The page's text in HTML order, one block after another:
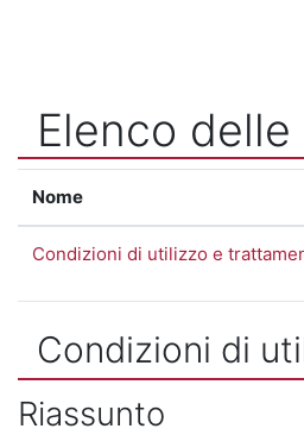
Elenco
Nome
Condizioni di utilizzo e
Condizioni di
Riassunto